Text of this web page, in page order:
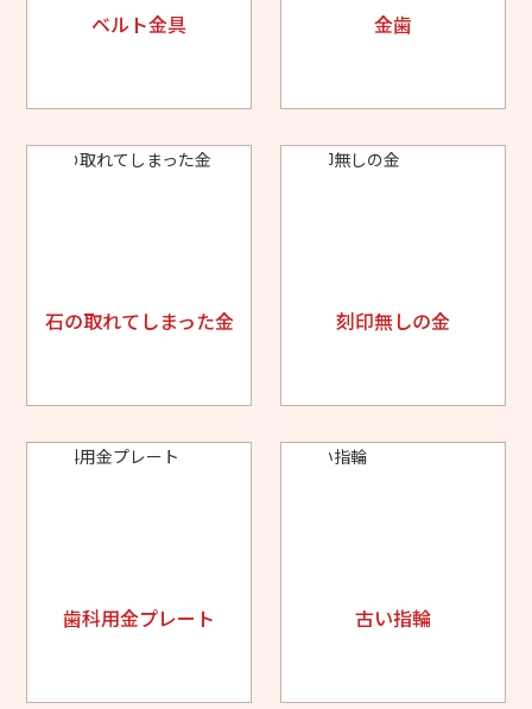
ベルト金具 金歯
石の取れてしまった金 刻印無しの金
歯科用金プレート 古い指輪